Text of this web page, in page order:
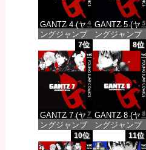
GANTZ 4 (ヤ
ングジャンプ
コミックス
DIGITAL)
価格：¥100
GANTZ 5 (ヤ
ングジャンプ
コミックス
DIGITAL)
価格：¥100
7位
GANTZ 7 (ヤ
ングジャンプ
コミックス
DIGITAL)
8位
GANTZ 8 (ヤ
ングジャンプ
コミックス
DIGITAL)
10位 11位